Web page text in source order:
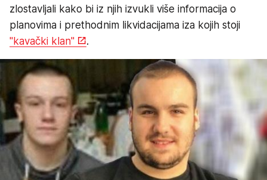
zlostavljali kako bi iz njih izvukli više informacija o
planovima i prethodnim likvidacijama iza kojih stoji
"kavački klan"
.